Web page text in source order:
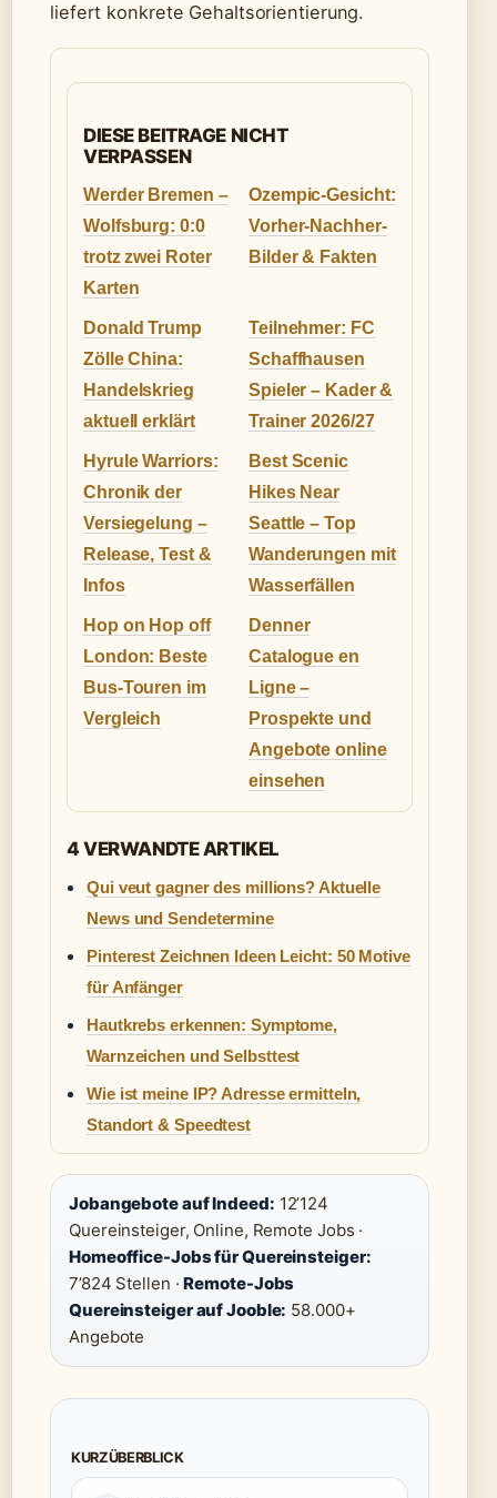
liefert konkrete Gehaltsorientierung.
DIESE BEITRAGE NICHT
VERPASSEN
Werder Bremen –
Wolfsburg: 0:0
trotz zwei Roter
Karten
Ozempic-Gesicht:
Vorher-Nachher-
Bilder & Fakten
Donald Trump
Zölle China:
Handelskrieg
aktuell erklärt
Teilnehmer: FC
Schaffhausen
Spieler – Kader &
Trainer 2026/27
Hyrule Warriors:
Chronik der
Versiegelung –
Release, Test &
Infos
Best Scenic
Hikes Near
Seattle – Top
Wanderungen mit
Wasserfällen
Hop on Hop off
London: Beste
Bus-Touren im
Vergleich
Denner
Catalogue en
Ligne –
Prospekte und
Angebote online
einsehen
4 VERWANDTE ARTIKEL
Qui veut gagner des millions? Aktuelle
News und Sendetermine
Pinterest Zeichnen Ideen Leicht: 50 Motive
für Anfänger
Hautkrebs erkennen: Symptome,
Warnzeichen und Selbsttest
Wie ist meine IP? Adresse ermitteln,
Standort & Speedtest
Jobangebote auf Indeed: 12’124
Quereinsteiger, Online, Remote Jobs ·
Homeoffice-Jobs für Quereinsteiger:
7’824 Stellen ·Remote-Jobs
Quereinsteiger auf Jooble: 58.000+
Angebote
KURZÜBERBLICK